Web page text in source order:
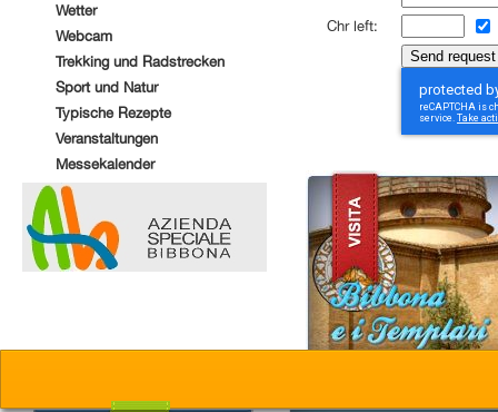
Wetter
Webcam
Trekking und Radstrecken
Sport und Natur
Typische Rezepte
Veranstaltungen
Messekalender
Chr left: